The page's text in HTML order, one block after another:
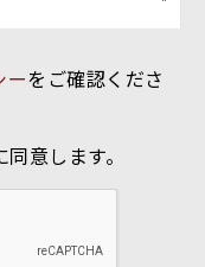
ーをご確認くださ
意します。